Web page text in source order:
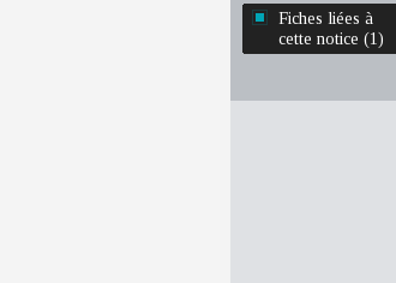
Fiches liées à
cette notice (1)